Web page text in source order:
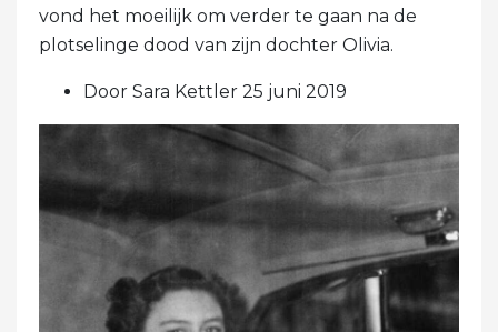
vond het moeilijk om verder te gaan na de
plotselinge dood van zijn dochter Olivia.
Door Sara Kettler 25 juni 2019